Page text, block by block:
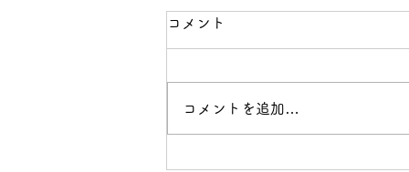
コメント
コメントを追加…